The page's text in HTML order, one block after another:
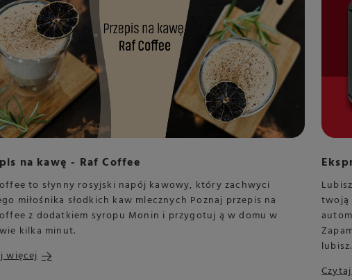
na kawę - Raf Coffee
to słynny rosyjski napój kawowy, który zachwyci
miłośnika słodkich kaw mlecznych Poznaj przepis na
z dodatkiem syropu Monin i przygotuj ą w domu w
kilka minut.
więcej
twoją
lubisz.